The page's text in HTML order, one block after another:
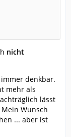
nicht
denkbar.
mehr als
lässt
Wunsch
... aber ist